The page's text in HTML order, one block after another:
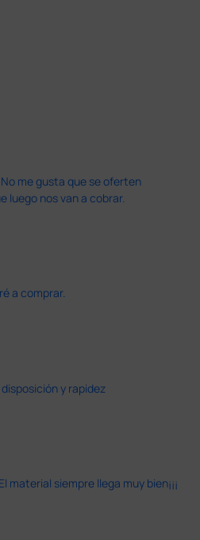
me gusta que se oferten
luego nos van a cobrar.
a comprar.
y rapidez
material siempre llega muy bien¡¡¡